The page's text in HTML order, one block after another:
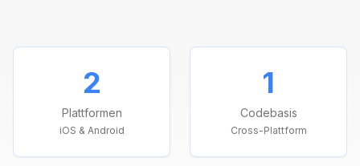
2
Plattformen
iOS & Android
1
Codebasis
Cross-Plattform